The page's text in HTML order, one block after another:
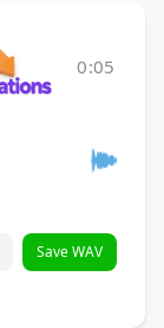
0:05
Save WAV